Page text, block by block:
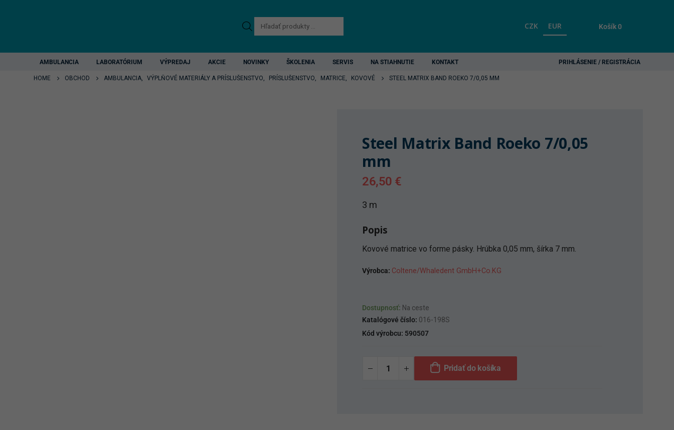
Products
search
CZK EUR Košík0
AMBULANCIA LABORATÓRIUM VÝPREDAJ AKCIE NOVINKY ŠKOLENIA SERVIS NA STIAHNUTIE KONTAKT PRIHLÁSENIE / REGISTRÁCIA
HOME OBCHOD AMBULANCIA, VÝPLŇOVÉ MATERIÁLY A PRÍSLUŠENSTVO, PRÍSLUŠENSTVO, MATRICE, KOVOVÉ STEEL MATRIX BAND ROEKO 7/0,05 MM
Steel Matrix Band Roeko 7/0,05
mm
26,50 €
3 m
Popis
Kovové matrice vo forme pásky. Hrúbka 0,05 mm, šírka 7 mm.
Výrobca: Coltene/Whaledent GmbH+Co.KG
Dostupnosť: Na ceste
Katalógové číslo: 016-198S
Kód výrobcu: 590507
Pridať do košíka